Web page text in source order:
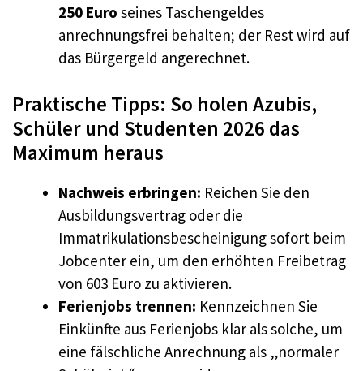
250 Euro seines Taschengeldes
anrechnungsfrei behalten; der Rest wird auf
das Bürgergeld angerechnet.
Praktische Tipps: So holen Azubis,
Schüler und Studenten 2026 das
Maximum heraus
Nachweis erbringen: Reichen Sie den
Ausbildungsvertrag oder die
Immatrikulationsbescheinigung sofort beim
Jobcenter ein, um den erhöhten Freibetrag
von 603 Euro zu aktivieren.
Ferienjobs trennen: Kennzeichnen Sie
Einkünfte aus Ferienjobs klar als solche, um
eine fälschliche Anrechnung als „normaler